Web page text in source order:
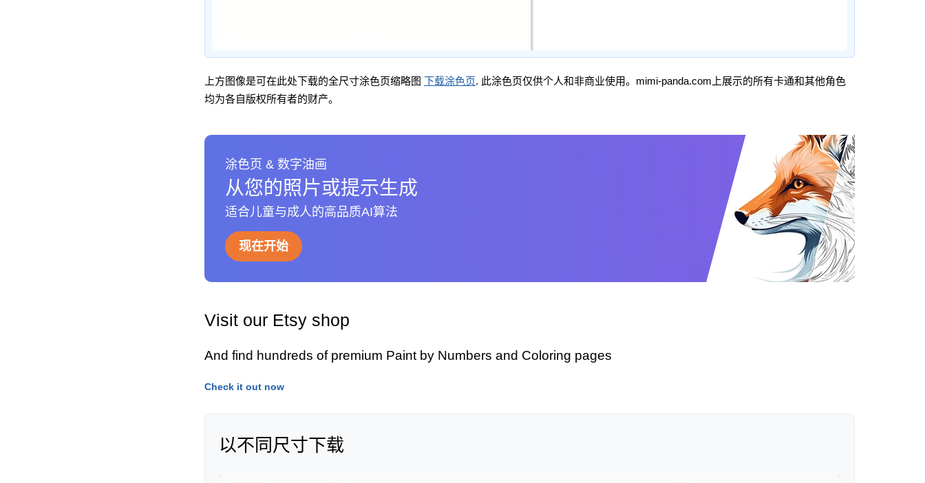
上方图像是可在此处下载的全尺寸涂色页缩略图 下载涂色页. 此涂色页仅供个人和非商业使用。mimi-panda.com上展示的所有卡通和其他角色
均为各自版权所有者的财产。
涂色页 & 数字油画
从您的照片或提示生成
适合儿童与成人的高品质AI算法
现在开始
Visit our Etsy shop
And find hundreds of premium Paint by Numbers and Coloring pages
Check it out now
以不同尺寸下载